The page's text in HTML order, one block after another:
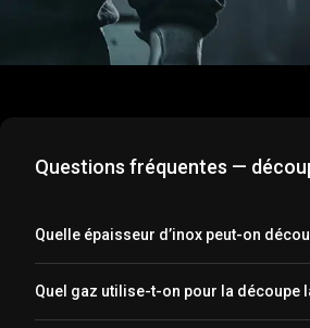
Questions fréquentes —
Quelle épaisseur d’inox peut-on
d’épaisseur en découpe laser fibre.
Quel gaz utilise-t-on pour la découpe